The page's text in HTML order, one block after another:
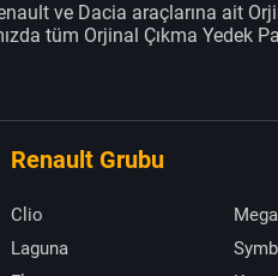
ve Dacia araçlarına ait
tüm Orjinal Çıkma Yedek
Renault Grubu
Clio
Laguna